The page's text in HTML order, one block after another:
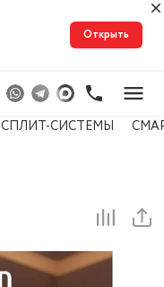
Открыть
СПЛИТ-СИСТЕМЫ